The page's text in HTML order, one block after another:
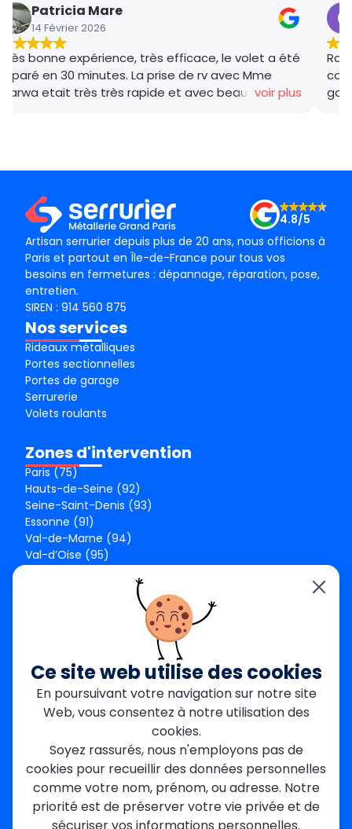
Patricia Mare
14 Février 2026
Très bonne expérience, très efficace, le volet a été
réparé en 30 minutes. La prise de rv avec Mme
Marwa etait très très rapide et avec beaucoup de
voir plus
Artisan serrurier depuis plus de 20 ans, nous officions à
Paris et partout en Île-de-France pour tous vos
besoins en fermetures : dépannage, réparation, pose,
entretien.
4.8/5
SIREN : 914 560 875
Nos services
Rideaux métalliques
Portes sectionnelles
Portes de garage
Serrurerie
Volets roulants
Zones d'intervention
Paris (75)
Hauts-de-Seine (92)
Seine-Saint-Denis (93)
Essonne (91)
Val-de-Marne (94)
Val-d’Oise (95)
Seine-Saint-Denis
Garges-lès-Gonesse
Val-de-Marne
Dourdan
Mantes-la-Jolie
Créteil
Seine-et-Marne
Contact
Ce site web utilise des cookies
En poursuivant votre navigation sur notre site
Web, vous consentez à notre utilisation des
cookies.
Soyez rassurés, nous n'employons pas de
cookies pour recueillir des données personnelles
comme votre nom, prénom, ou adresse. Notre
priorité est de préserver votre vie privée et de